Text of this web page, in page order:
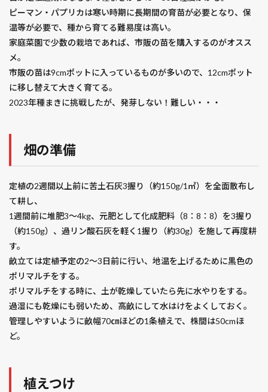
ピーマン・パプリカは寒い時期に長期間の育苗が必要となり、保
温等が必要で、種から育てる難易度は高い。
家庭菜園で少数の栽培であれば、市販の苗を購入するのがオスス
メ。
市販の苗は9cmポットに入っているものが多いので、12cmポット
に移し替えて大きく育てる。
2023年種まきに挑戦したが、発芽しない！難しい・・・
畑の準備
定植の2週間以上前に苦土石灰3握り（約150g/1㎡）を全面散布し
て耕し、
1週間前に堆肥3～4kg、元肥として化成肥料（8：8：8）を3握り
（約150g）、過リン酸石灰を軽く1握り（約30g）を施して再度耕
す。
畝立ては定植予定の2～3日前に行い、地温を上げるために黒色の
ポリマルチをする。
ポリマルチをする時に、土が乾燥していたら先に水やりをする。
過湿にも乾燥にも弱いため、高畝にして水はけをよくしておく。
管理しやすいように畝幅70㎝ほどの1条植えで、株間は50cmほ
ど。
植えつけ